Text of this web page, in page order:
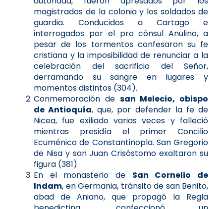
magistrados de la colonia y los soldados de
guardia. Conducidos a Cartago e
interrogados por el pro cónsul Anulino, a
pesar de los tormentos confesaron su fe
cristiana y la imposibilidad de renunciar a la
celebración del sacrificio del Señor,
derramando su sangre en lugares y
momentos distintos (304).
Conmemoración de san Melecio, obispo
de Antioquía, que, por defender la fe de
Nicea, fue exiliado varias veces y falleció
mientras presidía el primer Concilio
Ecuménico de Constantinopla. San Gregorio
de Nisa y san Juan Crisóstomo exaltaron su
figura (381).
En el monasterio de San Cornelio de
Indam, en Germania, tránsito de san Benito,
abad de Aniano, que propagó la Regla